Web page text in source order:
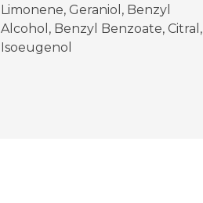
Limonene, Geraniol, Benzyl
Alcohol, Benzyl Benzoate, Citral,
Isoeugenol